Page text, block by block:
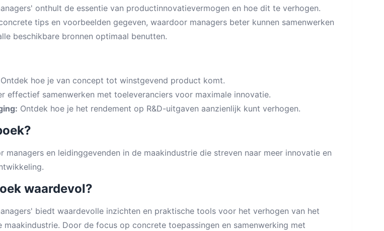
onthult de essentie van productinnovatievermogen en hoe dit te verhogen.
tips en voorbeelden gegeven, waardoor managers beter kunnen samenwerken
beschikbare bronnen optimaal benutten.
Ontdek hoe je van concept tot winstgevend product komt.
effectief samenwerken met toeleveranciers voor maximale innovatie.
Ontdek hoe je het rendement op R&D-uitgaven aanzienlijk kunt verhogen.
managers en leidinggevenden in de maakindustrie die streven naar meer innovatie en
waardevol?
biedt waardevolle inzichten en praktische tools voor het verhogen van het
maakindustrie. Door de focus op concrete toepassingen en samenwerking met